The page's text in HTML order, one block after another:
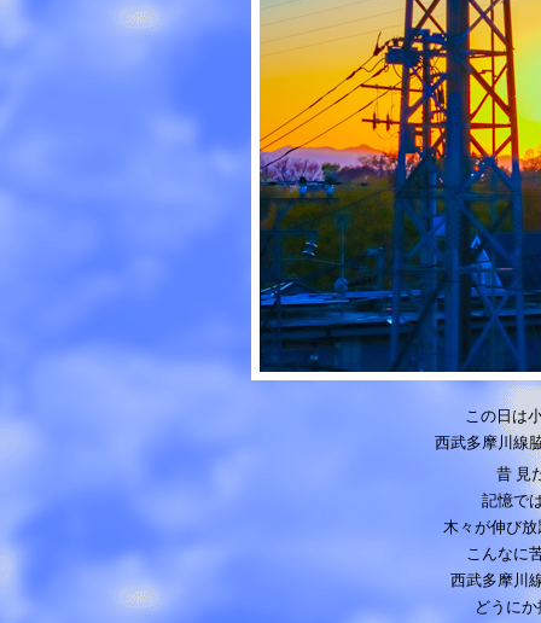
この日は
西武多摩川線
昔 見
記憶で
木々が伸び
こんなに
西武多摩川
どうに